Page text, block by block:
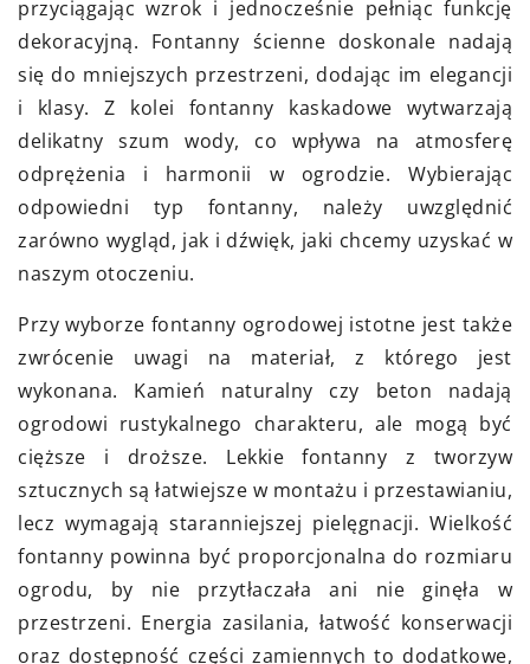
przyciągając wzrok i jednocześnie pełniąc funkcję
dekoracyjną. Fontanny ścienne doskonale nadają
się do mniejszych przestrzeni, dodając im elegancji
i klasy. Z kolei fontanny kaskadowe wytwarzają
delikatny szum wody, co wpływa na atmosferę
odprężenia i harmonii w ogrodzie. Wybierając
odpowiedni typ fontanny, należy uwzględnić
zarówno wygląd, jak i dźwięk, jaki chcemy uzyskać w
naszym otoczeniu.
Przy wyborze fontanny ogrodowej istotne jest także
zwrócenie uwagi na materiał, z którego jest
wykonana. Kamień naturalny czy beton nadają
ogrodowi rustykalnego charakteru, ale mogą być
cięższe i droższe. Lekkie fontanny z tworzyw
sztucznych są łatwiejsze w montażu i przestawianiu,
lecz wymagają staranniejszej pielęgnacji. Wielkość
fontanny powinna być proporcjonalna do rozmiaru
ogrodu, by nie przytłaczała ani nie ginęła w
przestrzeni. Energia zasilania, łatwość konserwacji
oraz dostępność części zamiennych to dodatkowe,